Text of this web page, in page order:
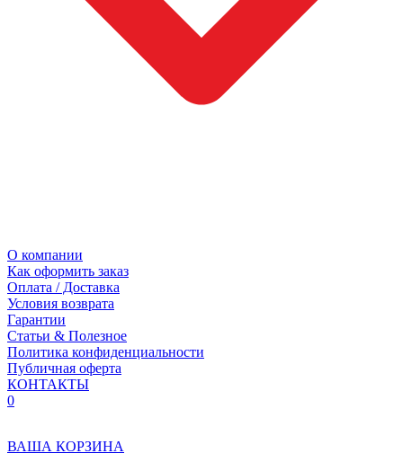
О компании
Как оформить заказ
Оплата / Доставка
Условия возврата
Гарантии
Статьи & Полезное
Политика конфиденциальности
Публичная оферта
КОНТАКТЫ
0
ВАША КОРЗИНА